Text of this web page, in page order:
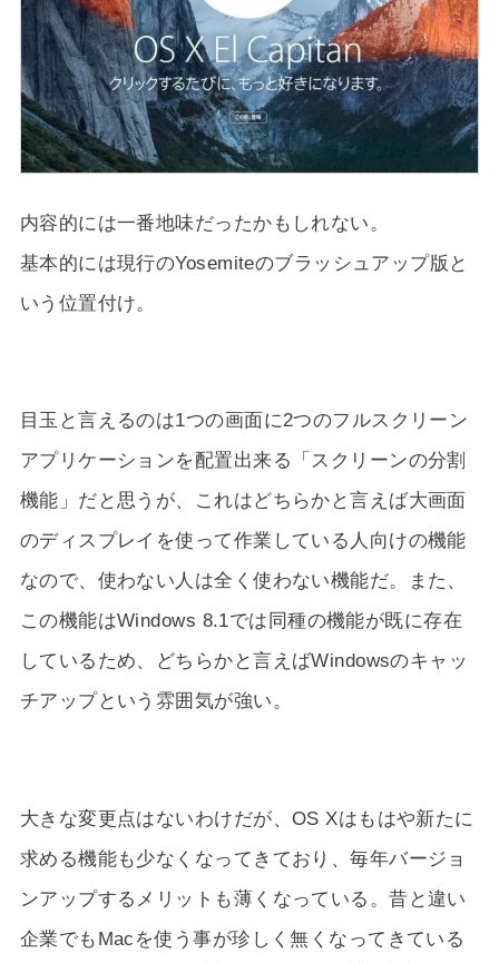
内容的には一番地味だったかもしれない。
基本的には現行のYosemiteのブラッシュアップ版と
いう位置付け。
目玉と言えるのは1つの画面に2つのフルスクリーン
アプリケーションを配置出来る「スクリーンの分割
機能」だと思うが、これはどちらかと言えば大画面
のディスプレイを使って作業している人向けの機能
なので、使わない人は全く使わない機能だ。また、
この機能はWindows 8.1では同種の機能が既に存在
しているため、どちらかと言えばWindowsのキャッ
チアップという雰囲気が強い。
大きな変更点はないわけだが、OS Xはもはや新たに
求める機能も少なくなってきており、毎年バージョ
ンアップするメリットも薄くなっている。昔と違い
企業でもMacを使う事が珍しく無くなってきている